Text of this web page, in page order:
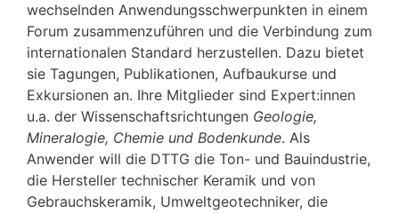
wechselnden Anwendungsschwerpunkten in einem
Forum zusammenzuführen und die Verbindung zum
internationalen Standard herzustellen. Dazu bietet
sie Tagungen, Publikationen, Aufbaukurse und
Exkursionen an. Ihre Mitglieder sind Expert:innen
u.a. der Wissenschaftsrichtungen Geologie,
Mineralogie, Chemie und Bodenkunde. Als
Anwender will die DTTG die Ton- und Bauindustrie,
die Hersteller technischer Keramik und von
Gebrauchskeramik, Umweltgeotechniker, die